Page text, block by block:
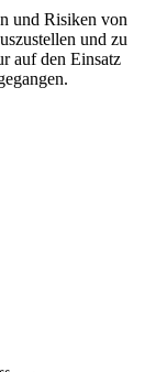
und Risiken von
und zu
auf den Einsatz